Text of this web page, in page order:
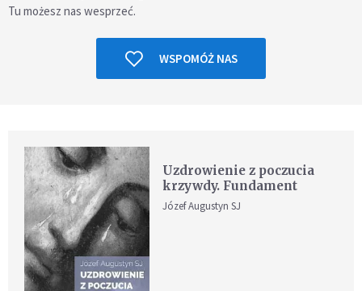
Tu możesz nas wesprzeć.
WSPOMÓŻ NAS
Uzdrowienie z poczucia
krzywdy. Fundament
Józef Augustyn SJ